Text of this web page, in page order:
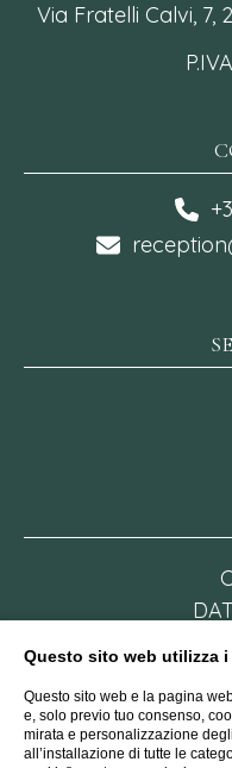
Via Fratelli Calvi, 7,
Questo sito web utilizza
Questo sito web e la pagina
e, solo previo tuo consenso,
mirata e personalizzazione
all’installazione di tutte le